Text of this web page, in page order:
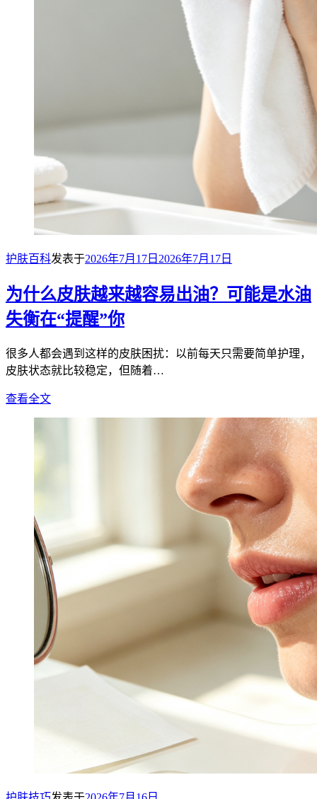
护肤百科发表于2026年7月17日 2026年7月17日
为什么皮肤越来越容易出油？可能是水油
失衡在“提醒”你
很多人都会遇到这样的皮肤困扰：以前每天只需要简单护理，
皮肤状态就比较稳定，但随着…
查看全文